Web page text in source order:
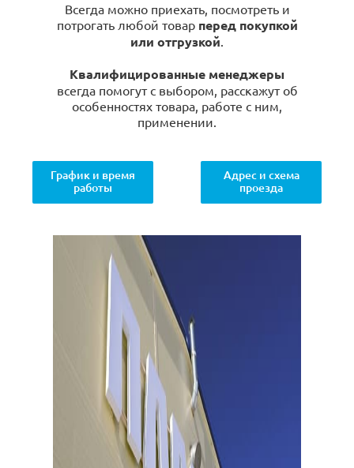
Всегда можно приехать, посмотреть и
потрогать любой товар перед покупкой
или отгрузкой.
Квалифицированные менеджеры
всегда помогут с выбором, расскажут об
особенностях товара, работе с ним,
применении.
График и время
работы
Адрес и схема
проезда